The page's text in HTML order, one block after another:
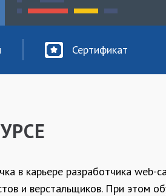
Сертификат
в карьере разработчика web-
и верстальщиков. При этом